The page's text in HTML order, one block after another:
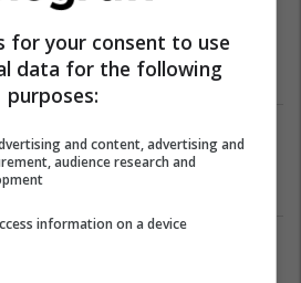
e ndjeshme ndaj
15/09/2023
ka nisur procedurë për
ndaj gazetarëve të Alsatit
e Veriut
for your consent to use
data for the following
purposes:
and content, advertising and
audience research and
information on a device